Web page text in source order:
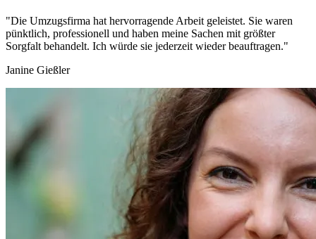
"Die Umzugsfirma hat hervorragende Arbeit geleistet. Sie waren
pünktlich, professionell und haben meine Sachen mit größter
Sorgfalt behandelt. Ich würde sie jederzeit wieder beauftragen."
Janine Gießler